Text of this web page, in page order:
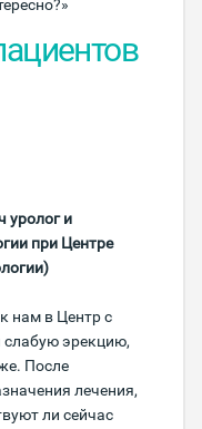
уролог и
при Центре
нам в Центр с
эрекцию,
После
лечения,
ли сейчас